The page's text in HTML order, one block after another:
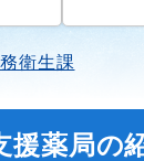
衛生課
薬局の